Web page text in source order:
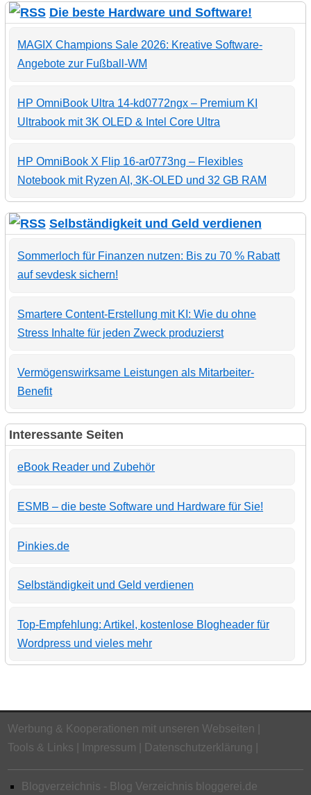
Die beste Hardware und Software!
MAGIX Champions Sale 2026: Kreative Software-
Angebote zur Fußball-WM
HP OmniBook Ultra 14-kd0772ngx – Premium KI
Ultrabook mit 3K OLED & Intel Core Ultra
HP OmniBook X Flip 16-ar0773ng – Flexibles
Notebook mit Ryzen AI, 3K-OLED und 32 GB RAM
Selbständigkeit und Geld verdienen
Sommerloch für Finanzen nutzen: Bis zu 70 % Rabatt
auf sevdesk sichern!
Smartere Content-Erstellung mit KI: Wie du ohne
Stress Inhalte für jeden Zweck produzierst
Vermögenswirksame Leistungen als Mitarbeiter-
Benefit
Interessante Seiten
eBook Reader und Zubehör
ESMB – die beste Software und Hardware für Sie!
Pinkies.de
Selbständigkeit und Geld verdienen
Top-Empfehlung: Artikel, kostenlose Blogheader für
Wordpress und vieles mehr
Werbung & Kooperationen mit unseren Webseiten
Tools & Links
Impressum Datenschutzerklärung
Blogverzeichnis - Blog Verzeichnis bloggerei.de